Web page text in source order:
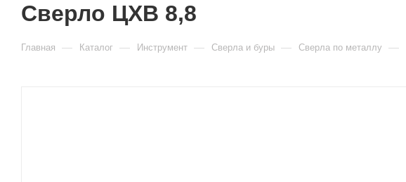
Сверло ЦХВ 8,8
Главная — Каталог — Инструмент — Сверла и буры — Сверла по металлу —